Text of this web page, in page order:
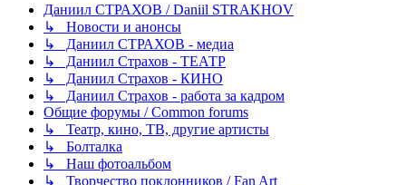
Даниил СТРАХОВ / Daniil STRAKHOV
↳ Новости и анонсы
↳ Даниил СТРАХОВ - медиа
↳ Даниил Страхов - ТЕАТР
↳ Даниил Страхов - КИНО
↳ Даниил Страхов - работа за кадром
Общие форумы / Common forums
↳ Театр, кино, ТВ, другие артисты
↳ Болталка
↳ Наш фотоальбом
↳ Творчество поклонников / Fan Art